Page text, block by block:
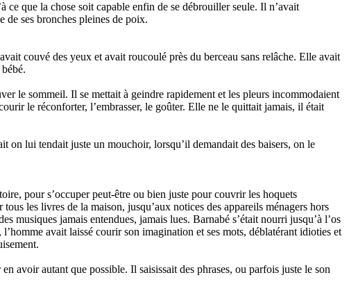
que la chose soit capable enfin de se débrouiller seule. Il n’avait
de ses bronches pleines de poix.
couvé des yeux et avait roucoulé près du berceau sans relâche. Elle avait
le sommeil. Il se mettait à geindre rapidement et les pleurs incommodaient
le réconforter, l’embrasser, le goûter. Elle ne le quittait jamais, il était
on lui tendait juste un mouchoir, lorsqu’il demandait des baisers, on le
pour s’occuper peut-être ou bien juste pour couvrir les hoquets
les livres de la maison, jusqu’aux notices des appareils ménagers hors
musiques jamais entendues, jamais lues. Barnabé s’était nourri jusqu’à l’os
avait laissé courir son imagination et ses mots, déblatérant idioties et
avoir autant que possible. Il saisissait des phrases, ou parfois juste le son